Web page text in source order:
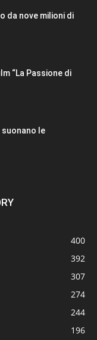
da nove milioni di
“La Passione di
suonano le
400
392
307
274
244
196